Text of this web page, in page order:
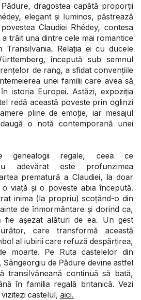
dragostea capătă proporții
elegant și luminos, păstrează
Claudiei Rhédey, contesa
trăit una dintre cele mai romantice
Transilvania. Relația ei cu ducele
începută sub semnul
de rang, a sfidat convențiile
unei familii care avea să
istoria Europei. Astăzi, expoziția
redă această poveste prin oglinzi
pline de emoție, iar mesajul
o notă contemporană unei
genealogii regale, ceea ce
adevărat este profunzimea
prematură a Claudiei, la doar
viață și o poveste abia începută.
inima (la propriu) scoțând-o din
de înmormântare și dorind ca,
fie așezat alături de ea. Un gest
care transformă această
al iubirii care refuză despărțirea,
moarte. Pe Ruta castelelor din
Sângeorgiu de Pădure devine astfel
transilvăneană continuă să bată,
în familia regală britanică. Vezi
castelul, aici.